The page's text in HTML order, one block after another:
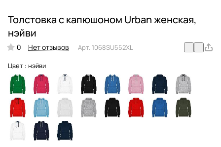
Толстовка с капюшоном Urban женская,
нэйви
0 Нет отзывов Арт. 1068SU552XL
Цвет : нэйви